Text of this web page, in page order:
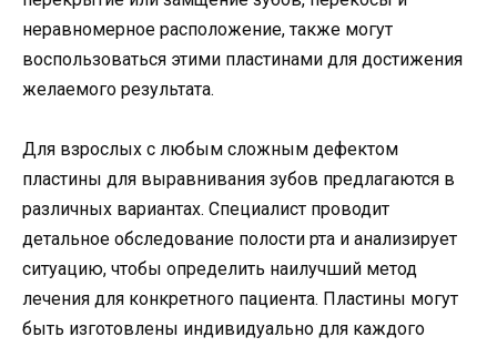
неравномерное расположение, также могут
воспользоваться этими пластинами для достижения
желаемого результата.
Для взрослых с любым сложным дефектом
пластины для выравнивания зубов предлагаются в
различных вариантах. Специалист проводит
детальное обследование полости рта и анализирует
ситуацию, чтобы определить наилучший метод
лечения для конкретного пациента. Пластины могут
быть изготовлены индивидуально для каждого